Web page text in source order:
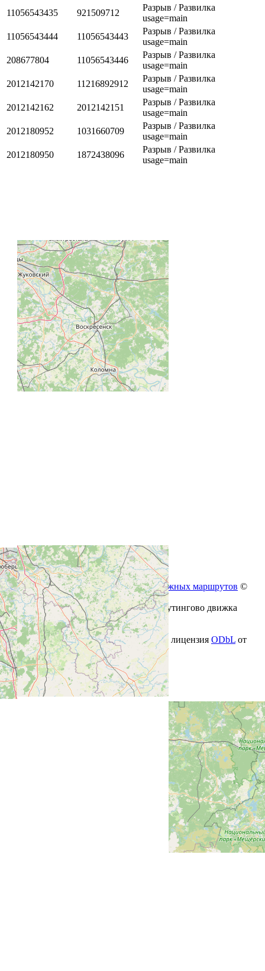
11056543435
921509712
Разрыв / Развилка
usage=main
11056543444
11056543443
Разрыв / Развилка
usage=main
208677804
11056543446
Разрыв / Развилка
usage=main
2012142170
11216892912
Разрыв / Развилка
usage=main
2012142162
2012142151
Разрыв / Развилка
usage=main
2012180952
1031660709
Разрыв / Развилка
usage=main
2012180950
1872438096
Разрыв / Развилка
usage=main
СгенерированоВалидатор железнодорожных маршрутов ©
freeExec
Навигация осуществлена с помощью роутингово движка
OSRM
Источник внешнего маршрутаРЖД
Геоданные© Участники OpenStreetMap , лицензия ODbL от
2026-07-31